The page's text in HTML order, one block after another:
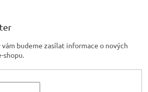
ý
i
u
budeme zasílat informace o nových
shopu.